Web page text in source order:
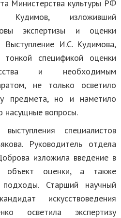
Министерства культуры РФ
Кудимов, изложивший
экспертизы и оценки
Выступление И.С. Кудимова,
спецификой оценки
и необходимым
не только осветило
предмета, но и наметило
насущные вопросы.
специалистов
Руководитель отдела
изложила введение в
объект оценки, а также
Старший научный
искусствоведения
осветила экспертизу